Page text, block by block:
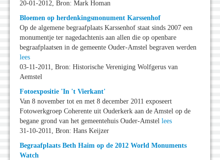
20-01-2012, Bron: Mark Homan
Bloemen op herdenkingsmonument Karssenhof
Op de algemene begraafplaats Karssenhof staat sinds 2007 een
monumentje ter nagedachtenis aan allen die op openbare
begraafplaatsen in de gemeente Ouder-Amstel begraven werden
lees
03-11-2011, Bron: Historische Vereniging Wolfgerus van
Aemstel
Fotoexpositie 'In 't Vierkant'
Van 8 november tot en met 8 december 2011 exposeert
Fotowerkgroep Coherente uit Ouderkerk aan de Amstel op de
begane grond van het gemeentehuis Ouder-Amstel lees
31-10-2011, Bron: Hans Keijzer
Begraafplaats Beth Haim op de 2012 World Monuments
Watch